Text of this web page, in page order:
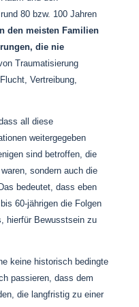
80 bzw. 100 Jahren
In den meisten Familien
die nie
Traumatisierung
Vertreibung,
all diese
weitergegeben
sind betroffen, die
sondern auch die
bedeutet, dass eben
60-jährigen die Folgen
hierfür Bewusstsein zu
keine historisch bedingte
passieren, dass dem
die langfristig zu einer